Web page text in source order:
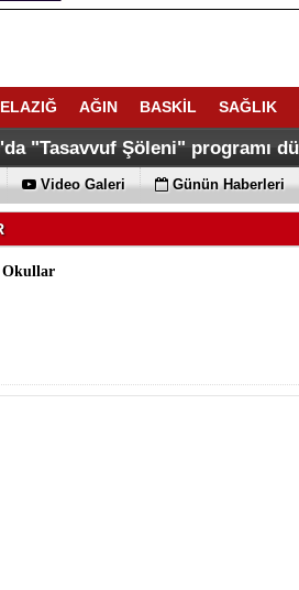
ELAZIĞ AĞIN BASKİL SAĞLIK
"Tasavvuf Şöleni" programı
Video Galeri Günün Haberleri
Okullar